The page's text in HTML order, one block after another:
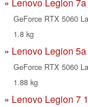
GeForce RTX 5060
1.8 kg
Lenovo Legion
GeForce RTX 5060
1.88 kg
Lenovo Legion 7